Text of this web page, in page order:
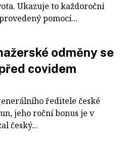
Ukazuje to každoroční
pomocí...
odměny se
covidem
ředitele české
jeho roční bonus je v
český...